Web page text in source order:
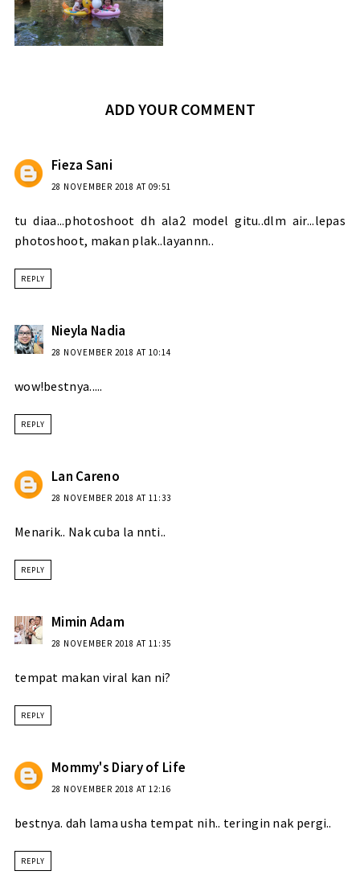
ADD YOUR COMMENT
Fieza Sani
28 NOVEMBER 2018 AT 09:51
tu diaa...photoshoot dh ala2 model gitu..dlm air...lepas
photoshoot, makan plak..layannn..
REPLY
Nieyla Nadia
28 NOVEMBER 2018 AT 10:14
wow!bestnya.....
REPLY
Lan Careno
28 NOVEMBER 2018 AT 11:33
Menarik.. Nak cuba la nnti..
REPLY
Mimin Adam
28 NOVEMBER 2018 AT 11:35
tempat makan viral kan ni?
REPLY
Mommy's Diary of Life
28 NOVEMBER 2018 AT 12:16
bestnya. dah lama usha tempat nih.. teringin nak pergi..
REPLY